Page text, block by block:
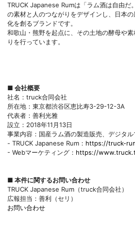
TRUCK Japanese Rumは「ラム酒は自由だ
の素材と人のつながりをデザインし、日本
化を創るブランドです。
和歌山・熊野を起点に、その土地の酵母や素
りを行っています。
■ 会社概要
社名：truck合同会社
所在地：東京都渋谷区恵比寿3-29-12-3A
代表者：善利光雅
設立：2018年11月13日
事業内容：国産ラム酒の製造販売、デジタ
- TRUCK Japanese Rum： https://truck-
- Webマーケティング： https://
■ 本件に関するお問い合わせ
TRUCK Japanese Rum（truck合同会社）
広報担当：善利（セリ）
お問い合わせ